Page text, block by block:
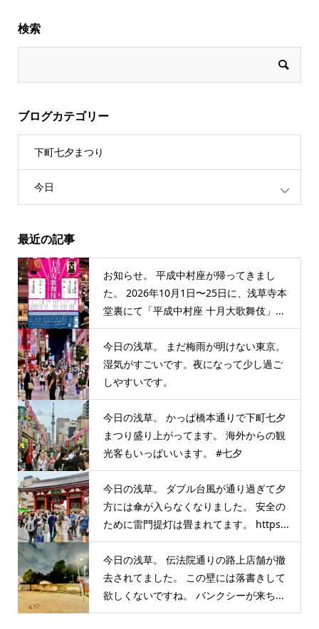
検索
ブログカテゴリー
下町七夕まつり
今日
最近の記事
お知らせ。 平成中村座が帰ってきまし
た。 2026年10月1日〜25日に、浅草寺本
堂裏にて「平成中村座 十月大歌舞伎」...
今日の浅草。 まだ梅雨が明けない東京。
湿気がすごいです。夜になって少し過ご
しやすいです。
今日の浅草。 かっぱ橋本通りで下町七夕
まつり盛り上がってます。 海外からの観
光客もいっぱいいます。 #七夕
今日の浅草。 ダブル台風が通り過ぎて夕
方には傘が入らなくなりました。 安全の
ために雷門提灯は畳まれてます。 https...
今日の浅草。 伝法院通りの路上店舗が撤
去されてました。 この壁には落書きして
欲しくないですね。 バンクシーが来ち...